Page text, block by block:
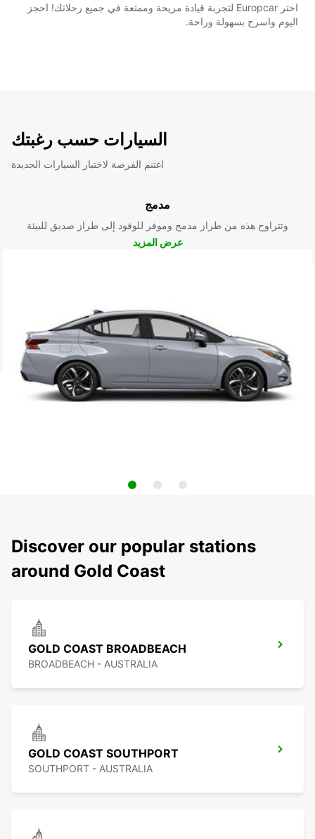
اختر Europcar لتجربة قيادة مريحة وممتعة في جميع رحلاتك! احجز
اليوم واسرح بسهولة وراحة.
السيارات حسب رغبتك
اغتنم الفرصة لاختبار السيارات الجديدة
مدمج
وتتراوح هذه من طراز مدمج وموفر للوقود إلى طراز صديق للبيئة
عرض المزيد
Discover our popular stations
around Gold Coast
GOLD COAST BROADBEACH
BROADBEACH - AUSTRALIA
GOLD COAST SOUTHPORT
SOUTHPORT - AUSTRALIA